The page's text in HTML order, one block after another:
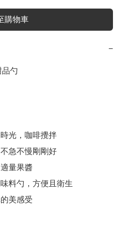
購物車
−
品勺
光，咖啡攪拌
急不慢剛剛好
量果醬
料勺，方便且衛生
美感受